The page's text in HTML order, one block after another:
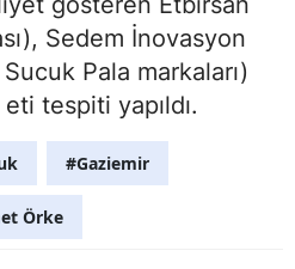
Sedem İnovasyon
Sucuk Pala markaları)
tespiti yapıldı.
#Gaziemir
Örke